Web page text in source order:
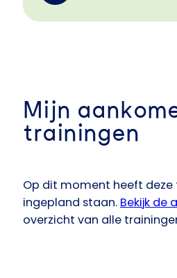
Mijn
trainingen
Op dit moment heeft deze
ingepland staan. Bekijk de
overzicht van alle